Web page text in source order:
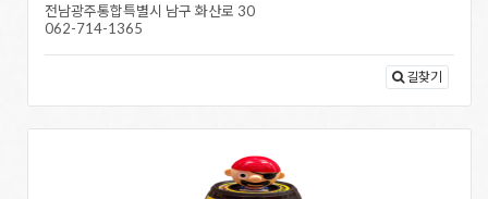
전남광주통합특별시 남구 화산로 30
062-714-1365
길찾기